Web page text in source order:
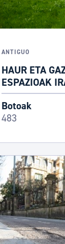
ANTIGUO
HAUR ETA
ESPAZIOAK
Botoak
483